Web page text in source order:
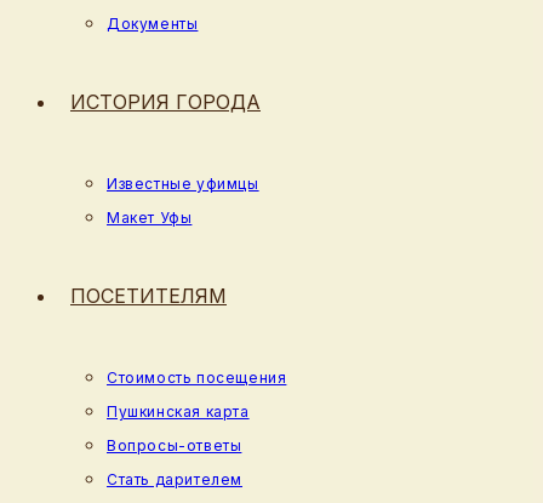
Документы
ИСТОРИЯ ГОРОДА
Известные уфимцы
Макет Уфы
ПОСЕТИТЕЛЯМ
Стоимость посещения
Пушкинская карта
Вопросы-ответы
Стать дарителем